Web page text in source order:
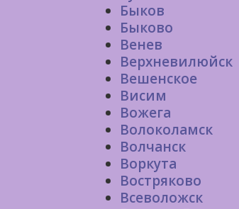
Быков
Быково
Венев
Верхневилюйск
Вешенское
Висим
Вожега
Волоколамск
Волчанск
Воркута
Востряково
Всеволожск